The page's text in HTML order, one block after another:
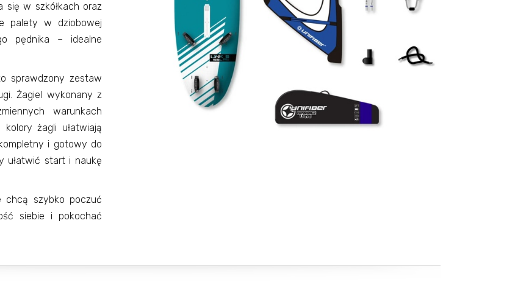
się w szkółkach oraz
palety w dziobowej
pędnika – idealne
sprawdzony zestaw
Żagiel wykonany z
warunkach
żagli ułatwiają
i gotowy do
ułatwić start i naukę
chcą szybko poczuć
siebie i pokochać